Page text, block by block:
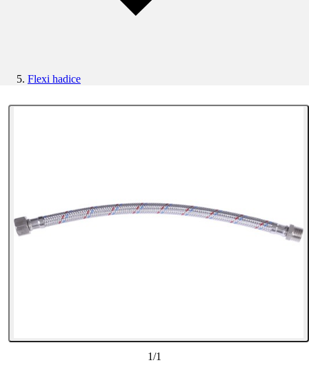
Flexi hadice
1/1